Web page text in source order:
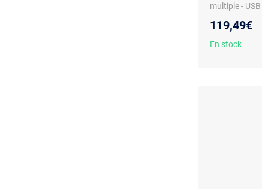
multiple -
119,49€
En stock